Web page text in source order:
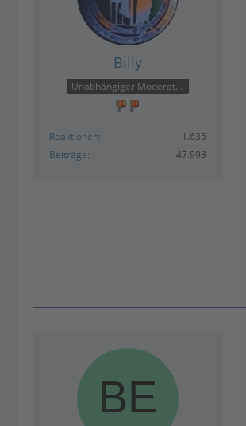
Billy
Unabhängiger Moderator
Reaktionen
1.635
Beiträge
47.993